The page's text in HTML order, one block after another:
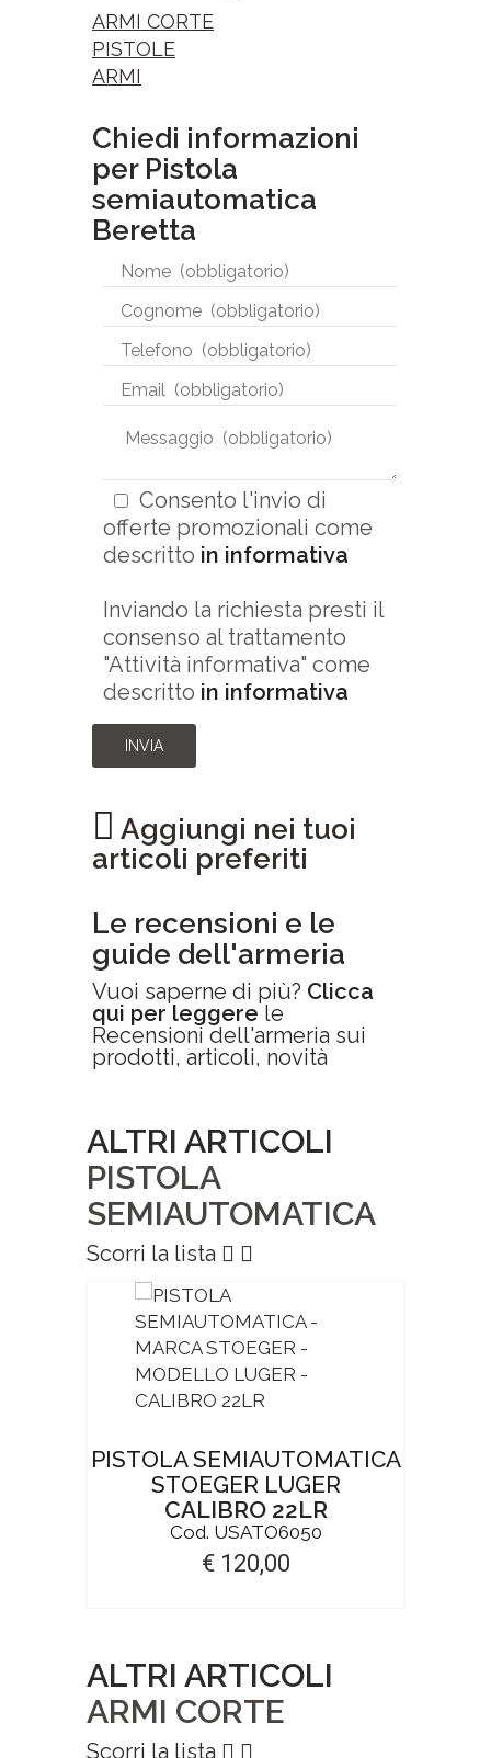
ARMI CORTE
PISTOLE
ARMI
Chiedi informazioni
per Pistola
semiautomatica
Beretta
Consento l'invio di
offerte promozionali come
descritto in informativa
Inviando la richiesta presti il
consenso al trattamento
"Attività informativa" come
descritto in informativa
INVIA
Aggiungi nei tuoi
articoli preferiti
Le recensioni e le
guide dell'armeria
Vuoi saperne di più? Clicca
qui per leggere le
Recensioni dell'armeria sui
prodotti, articoli, novità
ALTRI ARTICOLI
PISTOLA
SEMIAUTOMATICA
Scorri la lista
PISTOLA SEMIAUTOMATICA
STOEGER LUGER
CALIBRO 22LR
Cod. USATO6050
€ 120,00
ALTRI ARTICOLI
ARMI CORTE
Scorri la lista